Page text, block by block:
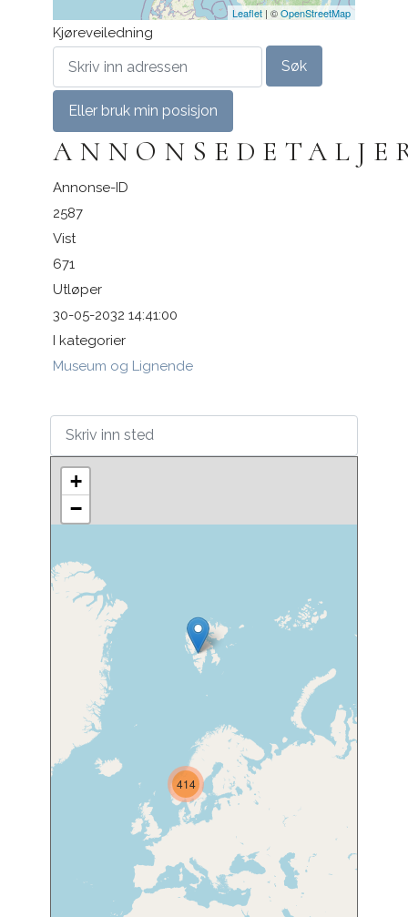
Leaflet | ©OpenStreetMap
Kjøreveiledning
Eller bruk min posisjon
Annonse-ID
2587
Vist
671
Utløper
30-05-2032 14:41:00
I kategorier
Museum og Lignende
414
+
−